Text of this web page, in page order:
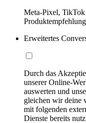
Meta-Pixel,
Erweitertes
Durch das
unserer Online-
auswerten und
gleichen wir deine
mit folgenden
Dienste bereits